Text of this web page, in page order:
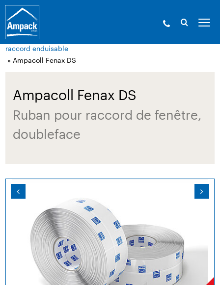
Ampack - Les experts de l’enveloppe du bâtiment. Depuis
1946.»Produits
accessoires
raccord enduisable
» Ampacoll Fenax DS
Ampacoll Fenax DS
Ruban pour raccord de fenêtre,
doubleface